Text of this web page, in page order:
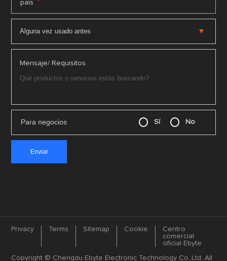
país *
Mensaje/ Requisitos
Para negocios Sí No
Privacy Terms Sitemap Cookie
Centro
comercial
oficial Ebyte
Copyright © Chengdu Ebyte Electronic Technology Co.,Ltd. All